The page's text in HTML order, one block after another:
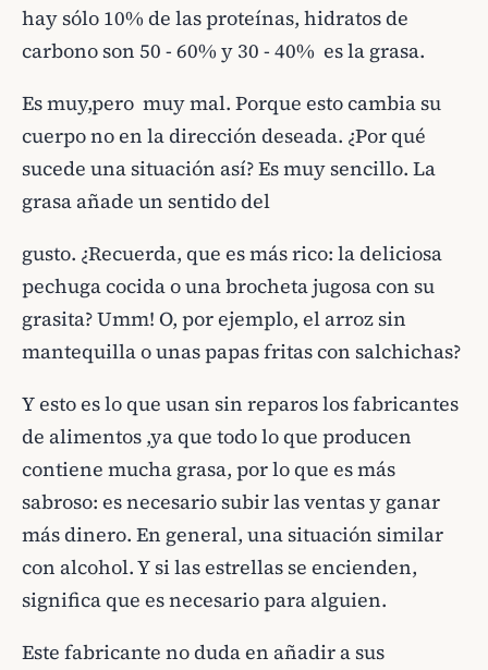
hay sólo 10% de las proteínas, hidratos de
carbono son 50 - 60% y 30 - 40% es la grasa.
Es muy,pero muy mal. Porque esto cambia su
cuerpo no en la dirección deseada. ¿Por qué
sucede una situación así? Es muy sencillo. La
grasa añade un sentido del
gusto. ¿Recuerda, que es más rico: la deliciosa
pechuga cocida o una brocheta jugosa con su
grasita? Umm! O, por ejemplo, el arroz sin
mantequilla o unas papas fritas con salchichas?
Y esto es lo que usan sin reparos los fabricantes
de alimentos ,ya que todo lo que producen
contiene mucha grasa, por lo que es más
sabroso: es necesario subir las ventas y ganar
más dinero. En general, una situación similar
con alcohol. Y si las estrellas se encienden,
significa que es necesario para alguien.
Este fabricante no duda en añadir a sus